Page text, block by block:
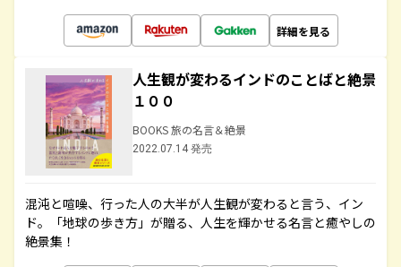
詳細を見る
人生観が変わるインドのことばと絶景
１００
BOOKS 旅の名言＆絶景
2022.07.14 発売
混沌と喧噪、行った人の大半が人生観が変わると言う、イン
ド。「地球の歩き方」が贈る、人生を輝かせる名言と癒やしの
絶景集！